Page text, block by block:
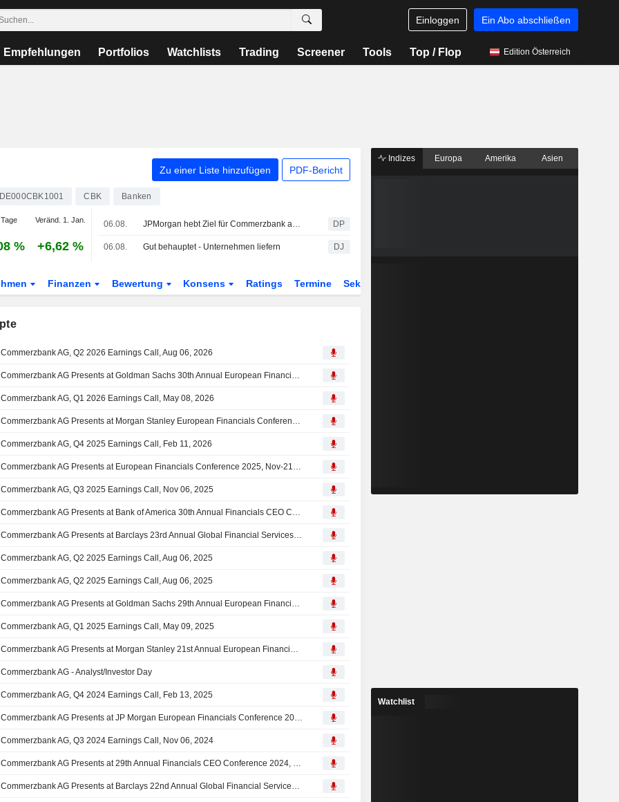
Einloggen Ein Abo abschließen
Empfehlungen Portfolios Watchlists Trading Screener Tools Top / Flop Edition Österreich
Zu einer Liste hinzufügen PDF-Bericht
CBK Banken
Veränd. 1. Jan.
% +6,62 %
06.08. JPMorgan hebt Ziel für Commerzbank auf 38 Euro - 'Neutral' DP
06.08. Gut behauptet - Unternehmen liefern DJ
Finanzen Bewertung Konsens Ratings Termine Sektor
Commerzbank AG, Q2 2026 Earnings Call, Aug 06, 2026
Commerzbank AG Presents at Goldman Sachs 30th Annual European Financials Conference 2026, Jun-04-2026 02:15 PM
Commerzbank AG, Q1 2026 Earnings Call, May 08, 2026
Commerzbank AG Presents at Morgan Stanley European Financials Conference, Mar-17-2026 12:00 PM
Commerzbank AG, Q4 2025 Earnings Call, Feb 11, 2026
Commerzbank AG Presents at European Financials Conference 2025, Nov-21-2025 08:00 AM
Commerzbank AG, Q3 2025 Earnings Call, Nov 06, 2025
Commerzbank AG Presents at Bank of America 30th Annual Financials CEO Conference 2025, Sep-17-2025 08:30 AM
Commerzbank AG Presents at Barclays 23rd Annual Global Financial Services Conference, Sep-09-2025 11:15 AM
Commerzbank AG, Q2 2025 Earnings Call, Aug 06, 2025
Commerzbank AG, Q2 2025 Earnings Call, Aug 06, 2025
Commerzbank AG Presents at Goldman Sachs 29th Annual European Financials Conference, Jun-12-2025 02:15 PM
Commerzbank AG, Q1 2025 Earnings Call, May 09, 2025
Commerzbank AG Presents at Morgan Stanley 21st Annual European Financials Conference, Mar-20-2025 08:00 AM
Commerzbank AG - Analyst/Investor Day
Commerzbank AG, Q4 2024 Earnings Call, Feb 13, 2025
Commerzbank AG Presents at JP Morgan European Financials Conference 2024, Nov-22-2024 08:00 AM
Commerzbank AG, Q3 2024 Earnings Call, Nov 06, 2024
Commerzbank AG Presents at 29th Annual Financials CEO Conference 2024, Sep-26-2024 07:45 AM
Commerzbank AG Presents at Barclays 22nd Annual Global Financial Services Conference 2024, Sep-09-2024 03:30 PM
Indizes Europa Amerika Asien
Watchlist